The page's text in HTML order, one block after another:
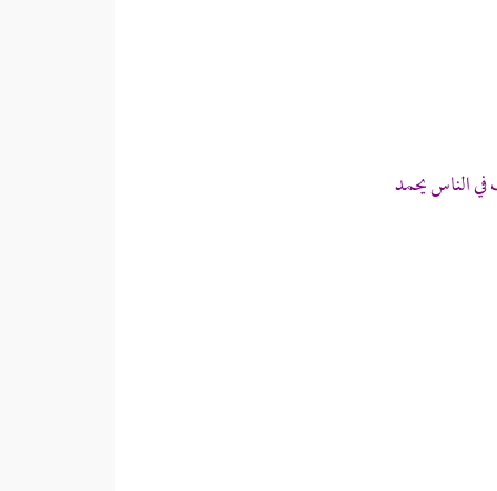
الناس يحمد